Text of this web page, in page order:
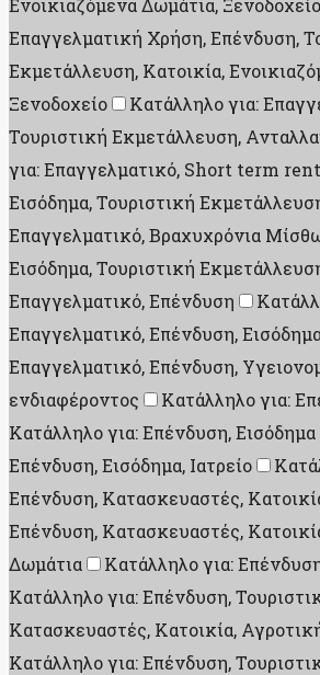
Επαγγελματική Χρήση, Επένδυση,
Εκμετάλλευση, Κατοικία,
Ξενοδοχείο
Κατάλληλο για:
Τουριστική Εκμετάλλευση,
για: Επαγγελματικό, Short term
Εισόδημα, Τουριστική
Επαγγελματικό, Βραχυχρόνια
Εισόδημα, Τουριστική
Επαγγελματικό, Επένδυση
Επαγγελματικό, Επένδυση,
Επαγγελματικό, Επένδυση,
ενδιαφέροντος
Κατάλληλο για:
Κατάλληλο για: Επένδυση, Εισόδημα
Επένδυση, Εισόδημα, Ιατρείο
Επένδυση, Κατασκευαστές,
Επένδυση, Κατασκευαστές,
Δωμάτια
Κατάλληλο για:
Κατάλληλο για: Επένδυση,
Κατασκευαστές, Κατοικία,
Κατάλληλο για: Επένδυση,